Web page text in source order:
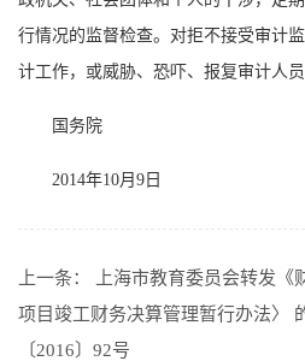
行情况的监督检查。对拒不接受审计
计工作，或威胁、恐吓、报复审计人
国务院
2014年10月9日
上一条：
上海市教育委员会转发
项目竣工财务决算管理暂行办法〉
〔2016〕92号